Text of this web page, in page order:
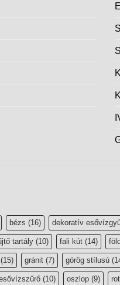
bézs (16) dekoratív
tartály (10) fali kút (14)
gránit (7) görög stílusú
(10) oszlop (9)